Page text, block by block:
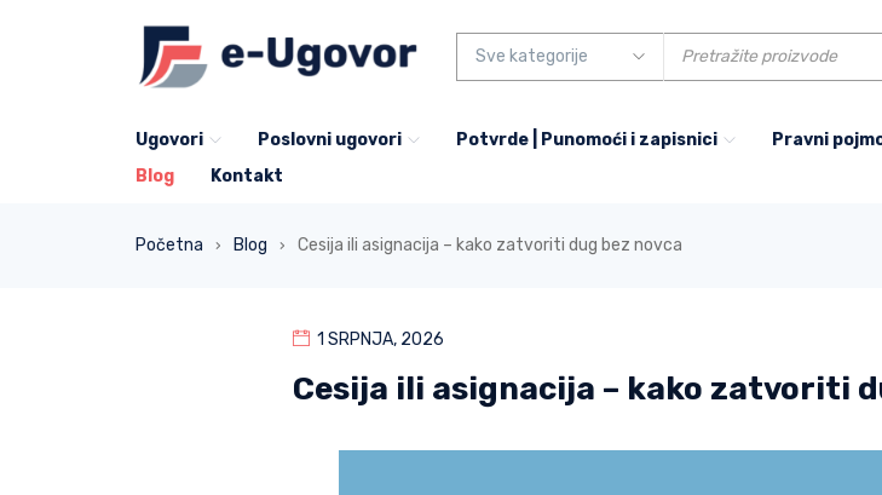
Ugovori Poslovni ugovori Potvrde | Punomoći i zapisnici Pravni
Blog
Kontakt
Početna › Blog › Cesija ili asignacija – kako zatvoriti dug bez novca
1 SRPNJA, 2026
Cesija ili asignacija – kako zatvoriti